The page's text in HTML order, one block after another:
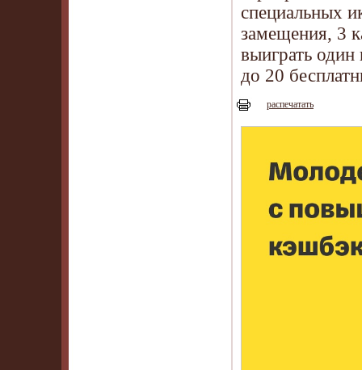
специальных
замещения, 3
выиграть
до 20
распечатать